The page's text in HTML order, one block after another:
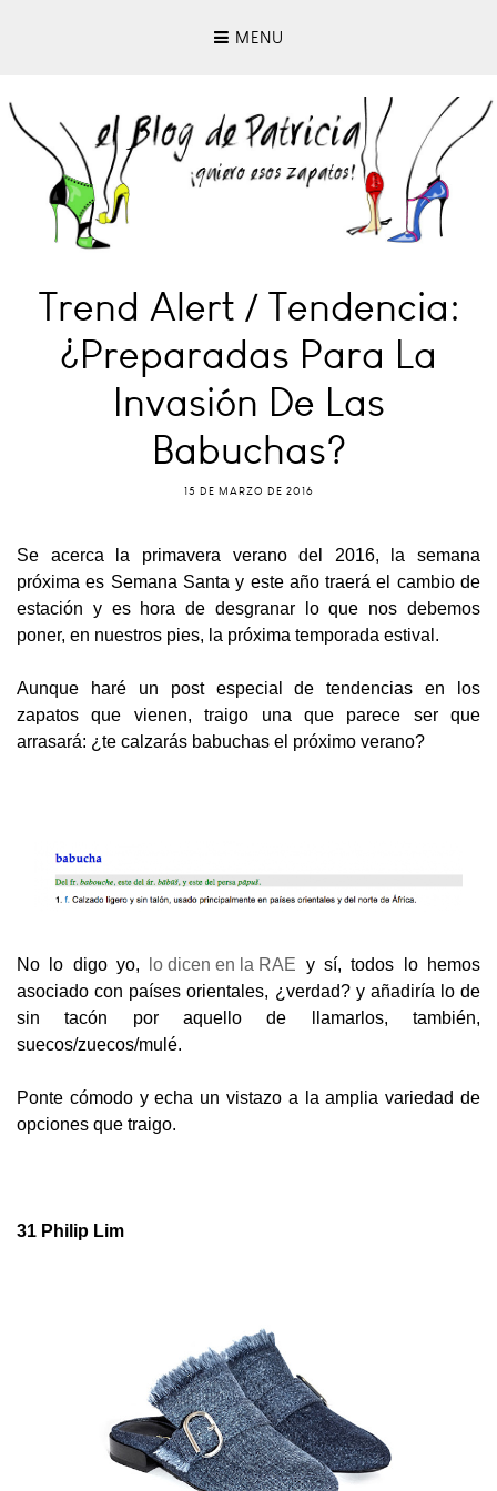
MENU
Trend Alert / Tendencia:
¿Preparadas Para La
Invasión De Las
Babuchas?
15 DE MARZO DE 2016
Se acerca la primavera verano del 2016, la semana
próxima es Semana Santa y este año traerá el cambio de
estación y es hora de desgranar lo que nos debemos
poner, en nuestros pies, la próxima temporada estival.
Aunque haré un post especial de tendencias en los
zapatos que vienen, traigo una que parece ser que
arrasará: ¿te calzarás babuchas el próximo verano?
No lo digo yo, lo dicen en la RAE y sí, todos lo hemos
asociado con países orientales, ¿verdad? y añadiría lo de
sin tacón por aquello de llamarlos, también,
suecos/zuecos/mulé.
Ponte cómodo y echa un vistazo a la amplia variedad de
opciones que traigo.
31 Philip Lim